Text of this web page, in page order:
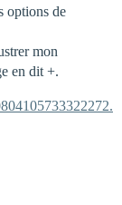
options de
mon
en dit +.